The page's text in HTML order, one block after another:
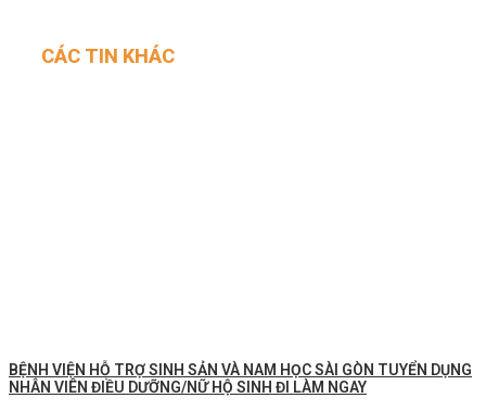
CÁC TIN KHÁC
BỆNH VIỆN HỖ TRỢ SINH SẢN VÀ NAM HỌC SÀI GÒN TUYỂN DỤNG
NHÂN VIÊN ĐIỀU DƯỠNG/NỮ HỘ SINH ĐI LÀM NGAY